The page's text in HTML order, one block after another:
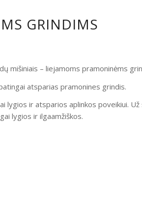
GRINDIMS
mišiniais – liejamoms pramoninėms
atsparias pramonines grindis.
ir atsparios aplinkos poveikiui. Už
lygios ir ilgaamžiškos.